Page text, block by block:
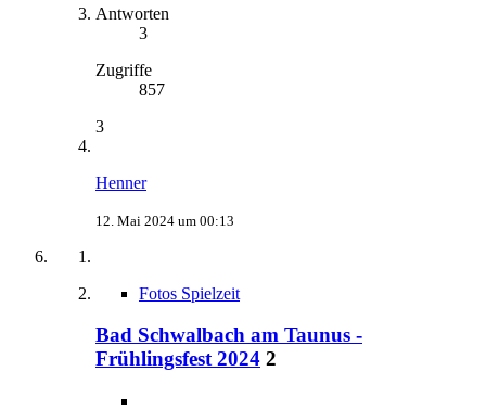
Antworten
3
Zugriffe
857
3
Henner
12. Mai 2024 um 00:13
Fotos Spielzeit
Bad Schwalbach am Taunus -
Frühlingsfest 2024 2